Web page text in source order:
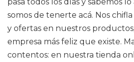
somos de tenerte acá. Nos
y ofertas en nuestros
empresa más feliz que existe.
contentos: en nuestra tienda